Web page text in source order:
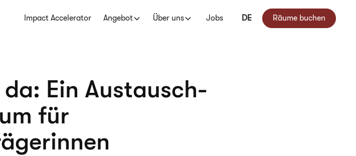
Impact Accelerator Angebot Über uns Jobs DE Räume buchen
da: Ein Austausch-
für